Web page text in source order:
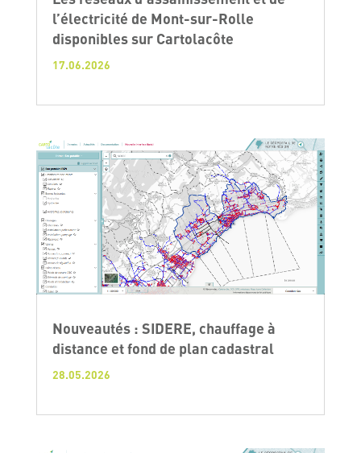
l’électricité de Mont-sur-Rolle
disponibles sur Cartolacôte
17.06.2026
Nouveautés : SIDERE, chauffage à
distance et fond de plan cadastral
28.05.2026